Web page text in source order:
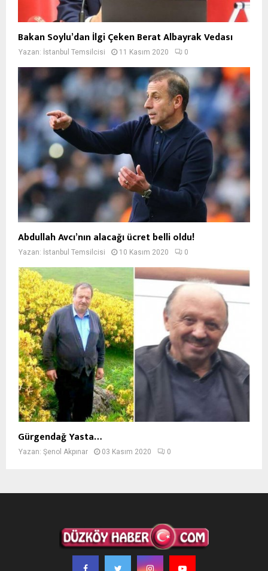
Bakan Soylu’dan İlgi Çeken Berat Albayrak Vedası
Yazan: İstanbul Temsilcisi 11 Kasım 2020 0
Abdullah Avcı’nın alacağı ücret belli oldu!
Yazan: İstanbul Temsilcisi 10 Kasım 2020 0
Gürgendağ Yasta…
Yazan: Şenol Akpınar 03 Kasım 2020 0